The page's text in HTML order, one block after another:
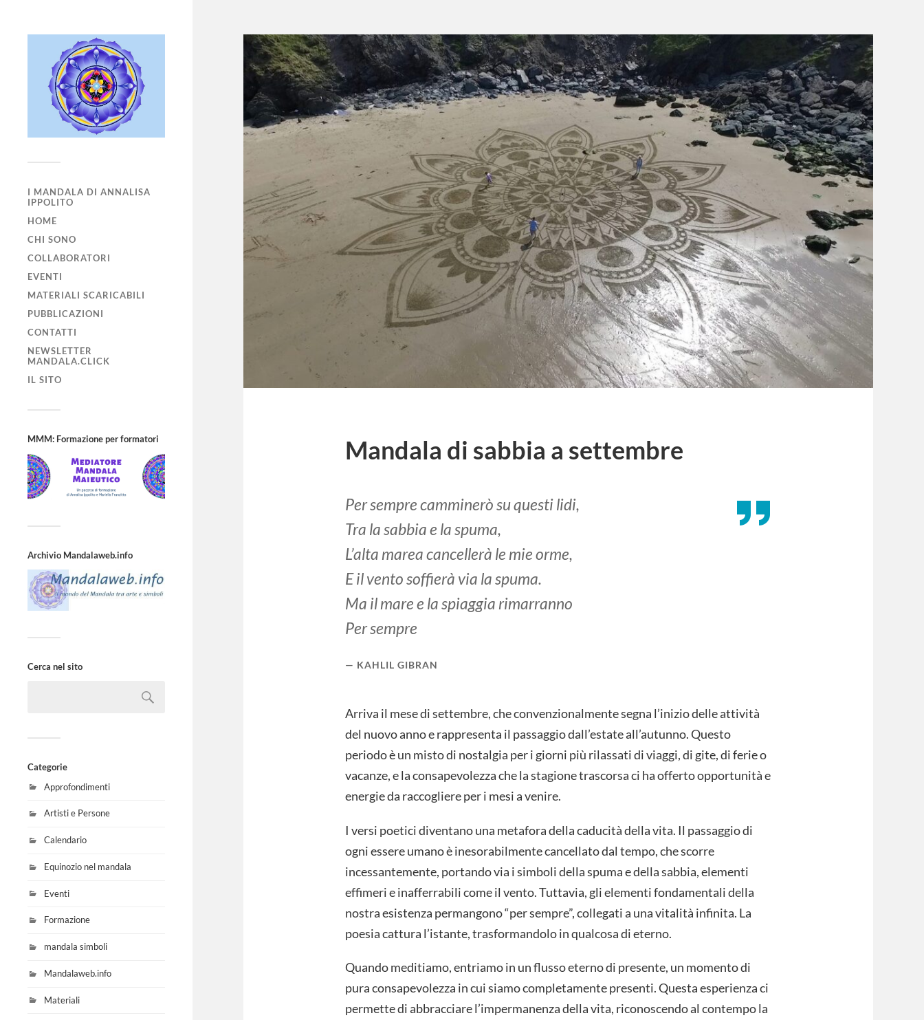
I MANDALA DI ANNALISA
IPPOLITO
HOME
CHI SONO
COLLABORATORI
EVENTI
MATERIALI SCARICABILI
PUBBLICAZIONI
CONTATTI
NEWSLETTER
MANDALA.CLICK
IL SITO
MMM: Formazione per formatori
Archivio Mandalaweb.info
Cerca nel sito
Categorie
Approfondimenti
Artisti e Persone
Calendario
Equinozio nel mandala
Eventi
Formazione
mandala simboli
Mandalaweb.info
Materiali
Mandala di sabbia a settembre
Per sempre camminerò su questi lidi,
Tra la sabbia e la spuma,
L’alta marea cancellerà le mie orme,
E il vento soffierà via la spuma.
Ma il mare e la spiaggia rimarranno
Per sempre
KAHLIL GIBRAN
Arriva il mese di settembre, che convenzionalmente segna l’inizio delle attività
del nuovo anno e rappresenta il passaggio dall’estate all’autunno. Questo
periodo è un misto di nostalgia per i giorni più rilassati di viaggi, di gite, di ferie o
vacanze, e la consapevolezza che la stagione trascorsa ci ha offerto opportunità e
energie da raccogliere per i mesi a venire.
I versi poetici diventano una metafora della caducità della vita. Il passaggio di
ogni essere umano è inesorabilmente cancellato dal tempo, che scorre
incessantemente, portando via i simboli della spuma e della sabbia, elementi
effimeri e inafferrabili come il vento. Tuttavia, gli elementi fondamentali della
nostra esistenza permangono “per sempre”, collegati a una vitalità infinita. La
poesia cattura l’istante, trasformandolo in qualcosa di eterno.
Quando meditiamo, entriamo in un flusso eterno di presente, un momento di
pura consapevolezza in cui siamo completamente presenti. Questa esperienza ci
permette di abbracciare l’impermanenza della vita, riconoscendo al contempo la